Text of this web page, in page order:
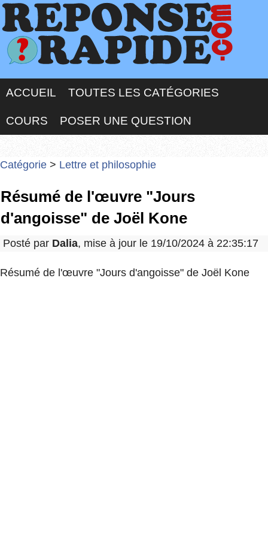
ACCUEIL TOUTES LES CATÉGORIES
COURS POSER UNE QUESTION
Catégorie > Lettre et philosophie
Résumé de l'œuvre "Jours
d'angoisse" de Joël Kone
Posté par Dalia, mise à jour le 19/10/2024 à 22:35:17
Résumé de l'œuvre "Jours d'angoisse" de Joël Kone